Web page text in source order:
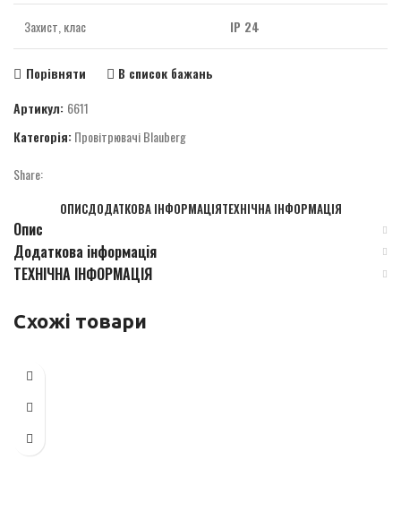
Захист, клас IP 24
Порівняти
В список бажань
Артикул: 6611
Категорія: Провітрювачі Blauberg
Share:
ОПИСДОДАТКОВА ІНФОРМАЦІЯТЕХНІЧНА ІНФОРМАЦІЯ
Опис
Додаткова інформація
ТЕХНІЧНА ІНФОРМАЦІЯ
Схожі товари